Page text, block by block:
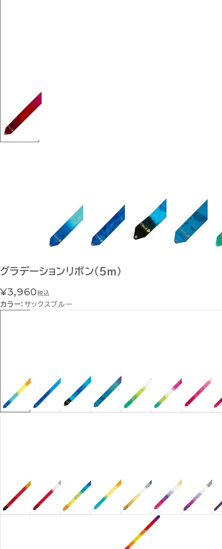
グラデーションリボン（５ｍ）
¥3,960税込
カラー：サックスブルー